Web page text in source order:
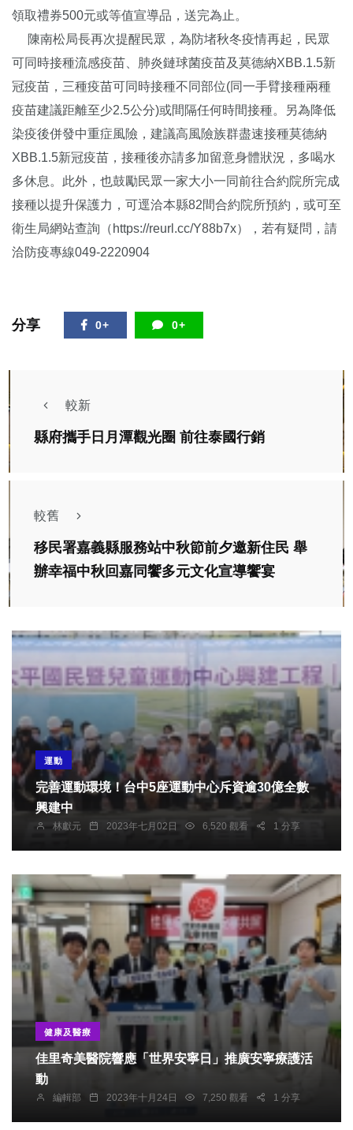
領取禮券500元或等值宣導品，送完為止。
陳南松局長再次提醒民眾，為防堵秋冬疫情再起，民眾
可同時接種流感疫苗、肺炎鏈球菌疫苗及莫德納XBB.1.5新
冠疫苗，三種疫苗可同時接種不同部位(同一手臂接種兩種
疫苗建議距離至少2.5公分)或間隔任何時間接種。另為降低
染疫後併發中重症風險，建議高風險族群盡速接種莫德納
XBB.1.5新冠疫苗，接種後亦請多加留意身體狀況，多喝水
多休息。此外，也鼓勵民眾一家大小一同前往合約院所完成
接種以提升保護力，可逕洽本縣82間合約院所預約，或可至
衛生局網站查詢（https://reurl.cc/Y88b7x），若有疑問，請
洽防疫專線049-2220904
分享 0+ 0+
較新
縣府攜手日月潭觀光圈 前往泰國行銷
較舊
移民署嘉義縣服務站中秋節前夕邀新住民 舉
辦幸福中秋回嘉同饗多元文化宣導饗宴
運動
完善運動環境！台中5座運動中心斥資逾30億全數
興建中
林獻元 2023年七月02日 6,520 觀看 1 分享
健康及醫療
佳里奇美醫院響應「世界安寧日」推廣安寧療護活
動
編輯部 2023年十月24日 7,250 觀看 1 分享